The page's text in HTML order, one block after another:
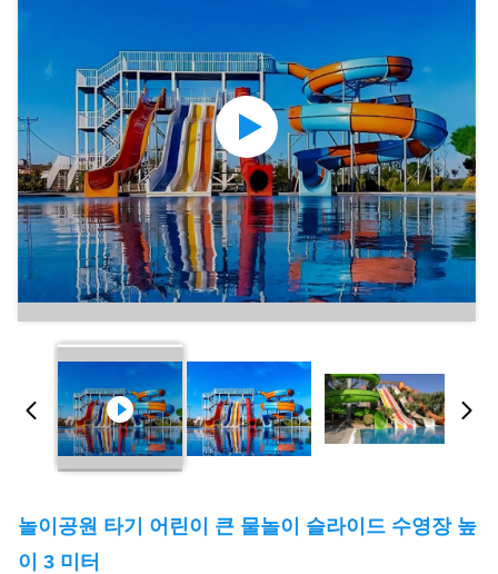
놀이공원 타기 어린이 큰 물놀이 슬라이드 수영장 높
이 3 미터